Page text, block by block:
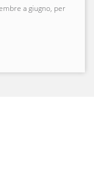
a giugno, per